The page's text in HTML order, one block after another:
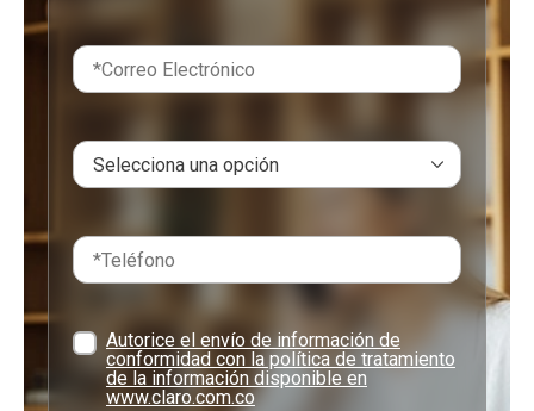
Autorice el envío de información de
conformidad con la política de tratamiento
de la información disponible en
www.claro.com.co